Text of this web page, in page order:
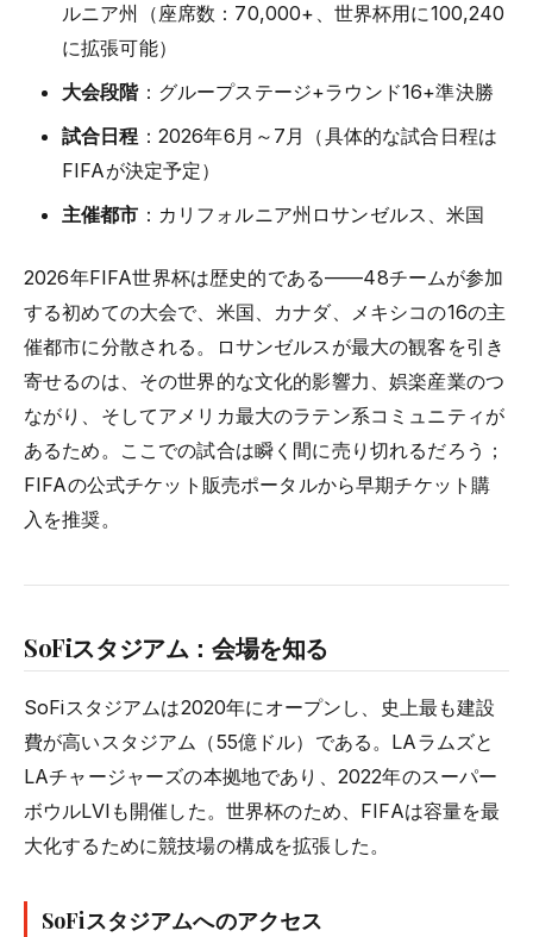
ルニア州（座席数：70,000+、世界杯用に100,240
に拡張可能）
大会段階：グループステージ+ラウンド16+準決勝
試合日程 ：2026年6月～7月（具体的な試合日程は
FIFAが決定予定）
主催都市 ：カリフォルニア州ロサンゼルス、米国
2026年FIFA世界杯は歴史的である——48チームが参加
する初めての大会で、米国、カナダ、メキシコの16の主
催都市に分散される。ロサンゼルスが最大の観客を引き
寄せるのは、その世界的な文化的影響力、娯楽産業のつ
ながり、そしてアメリカ最大のラテン系コミュニティが
あるため。ここでの試合は瞬く間に売り切れるだろう；
FIFAの公式チケット販売ポータルから早期チケット購
入を推奨。
SoFiスタジアム：会場を知る
SoFiスタジアムは2020年にオープンし、史上最も建設
費が高いスタジアム（55億ドル）である。LAラムズと
LAチャージャーズの本拠地であり、2022年のスーパー
ボウルLVIも開催した。世界杯のため、FIFAは容量を最
大化するために競技場の構成を拡張した。
SoFiスタジアムへのアクセス